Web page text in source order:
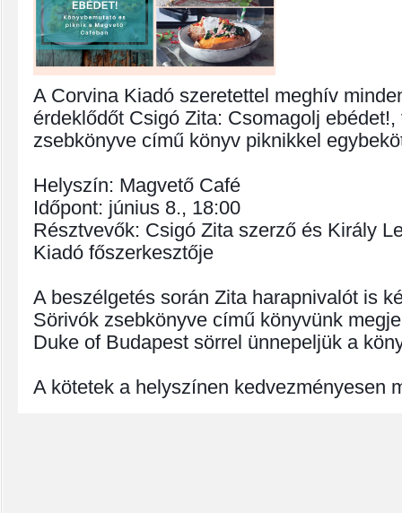
A Corvina Kiadó szeretettel meghív
érdeklődőt Csigó Zita: Csomagolj
zsebkönyve című könyv piknikkel
Helyszín: Magvető Café
Időpont: június 8., 18:00
Résztvevők: Csigó Zita szerző és Király
Kiadó főszerkesztője
A beszélgetés során Zita harapnivalót is
Sörivók zsebkönyve című könyvünk
Duke of Budapest sörrel ünnepeljük a
A kötetek a helyszínen kedvezményesen